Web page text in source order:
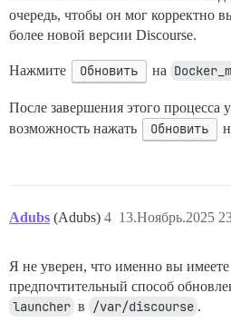
очередь, чтобы он мог корректно
более новой версии Discourse.
Нажмите Обновить на
После завершения этого процесса
возможность нажать
Обновить
Adubs (Adubs) 13.Ноябрь.2025
4
Я не уверен, что именно вы
предпочтительный способ
launcher в /var/discourse .